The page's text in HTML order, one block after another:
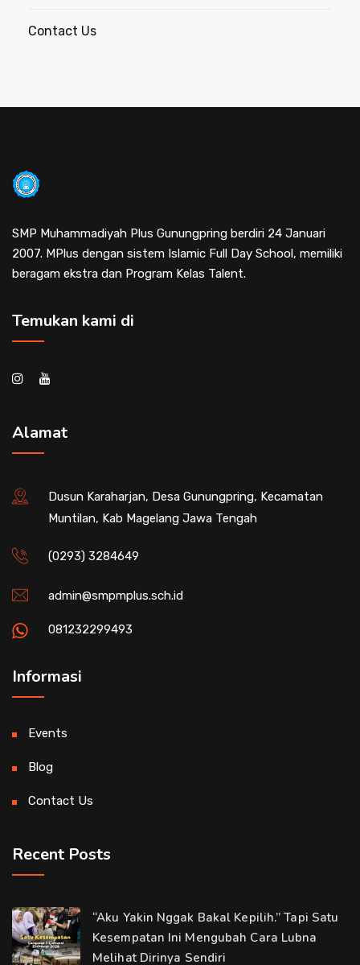
Contact Us
SMP Muhammadiyah Plus Gunungpring berdiri 24 Januari
2007. MPlus dengan sistem Islamic Full Day School, memiliki
beragam ekstra dan Program Kelas Talent.
Temukan kami di
Alamat
Dusun Karaharjan, Desa Gunungpring, Kecamatan
Muntilan, Kab Magelang Jawa Tengah
(0293) 3284649
admin@smpmplus.sch.id
081232299493
Informasi
Events
Blog
Contact Us
Recent Posts
“Aku Yakin Nggak Bakal Kepilih.” Tapi Satu
Kesempatan Ini Mengubah Cara Lubna
Melihat Dirinya Sendiri